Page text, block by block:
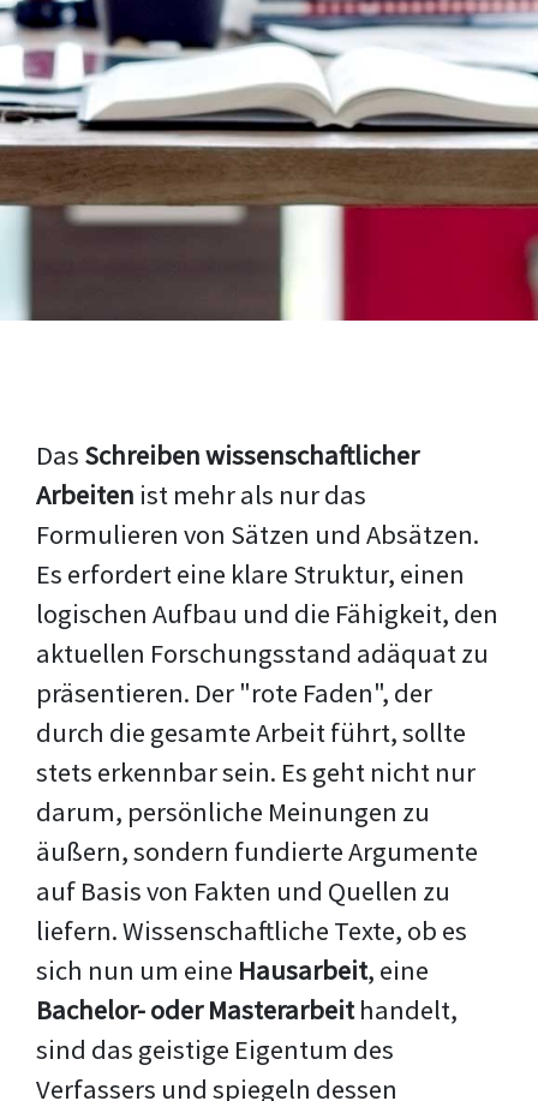
Das Schreiben wissenschaftlicher
Arbeiten ist mehr als nur das
Formulieren von Sätzen und Absätzen.
Es erfordert eine klare Struktur, einen
logischen Aufbau und die Fähigkeit, den
aktuellen Forschungsstand adäquat zu
präsentieren. Der "rote Faden", der
durch die gesamte Arbeit führt, sollte
stets erkennbar sein. Es geht nicht nur
darum, persönliche Meinungen zu
äußern, sondern fundierte Argumente
auf Basis von Fakten und Quellen zu
liefern. Wissenschaftliche Texte, ob es
sich nun um eine Hausarbeit, eine
Bachelor- oder Masterarbeithandelt,
sind das geistige Eigentum des
Verfassers und spiegeln dessen